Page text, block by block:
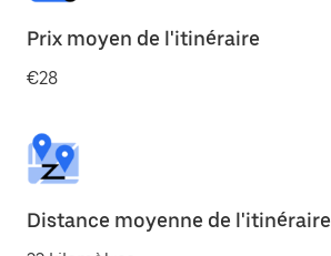
Prix moyen de l'itinéraire
€28
Distance moyenne de l'itinéraire